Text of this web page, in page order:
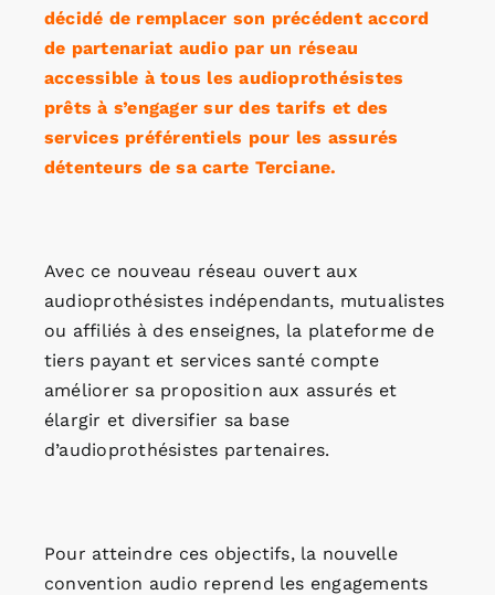
décidé de remplacer son précédent accord
de partenariat audio par un réseau
accessible à tous les audioprothésistes
prêts à s’engager sur des tarifs et des
services préférentiels pour les assurés
détenteurs de sa carte Terciane.
Avec ce nouveau réseau ouvert aux
audioprothésistes indépendants, mutualistes
ou affiliés à des enseignes, la plateforme de
tiers payant et services santé compte
améliorer sa proposition aux assurés et
élargir et diversifier sa base
d’audioprothésistes partenaires.
Pour atteindre ces objectifs, la nouvelle
convention audio reprend les engagements